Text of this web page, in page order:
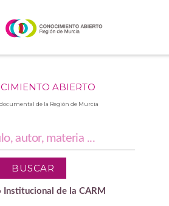
ABIERTO
de la Región de Murcia
Institucional de la CARM